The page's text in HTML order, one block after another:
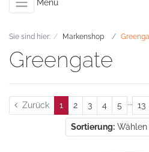
Menü
Sie sind hier: Markenshop
Greengate
Zurück 1 2 3 4 5 ... 13
Sortierung: Wählen